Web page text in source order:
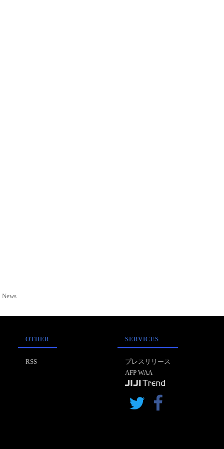
OTHER
RSS
SERVICES
プレスリリース
AFP WAA